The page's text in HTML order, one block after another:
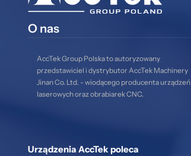
O nas
AccTek Group Polska to autoryzowany
przedstawiciel i dystrybutor AccTek Machinery
Jinan Co. Ltd. - wiodącego producenta urządzeń
laserowych oraz obrabiarek CNC.
Urządzenia AccTek poleca